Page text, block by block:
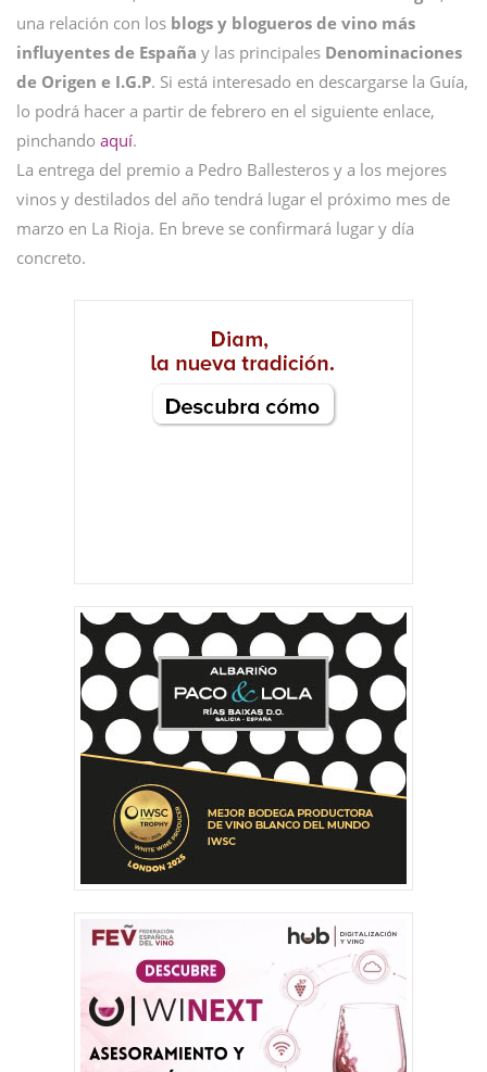
una relación con los blogs y blogueros de vino más
influyentes de España y las principales Denominaciones
de Origen e I.G.P. Si está interesado en descargarse la Guía,
lo podrá hacer a partir de febrero en el siguiente enlace,
pinchando aquí.
La entrega del premio a Pedro Ballesteros y a los mejores
vinos y destilados del año tendrá lugar el próximo mes de
marzo en La Rioja. En breve se confirmará lugar y día
concreto.